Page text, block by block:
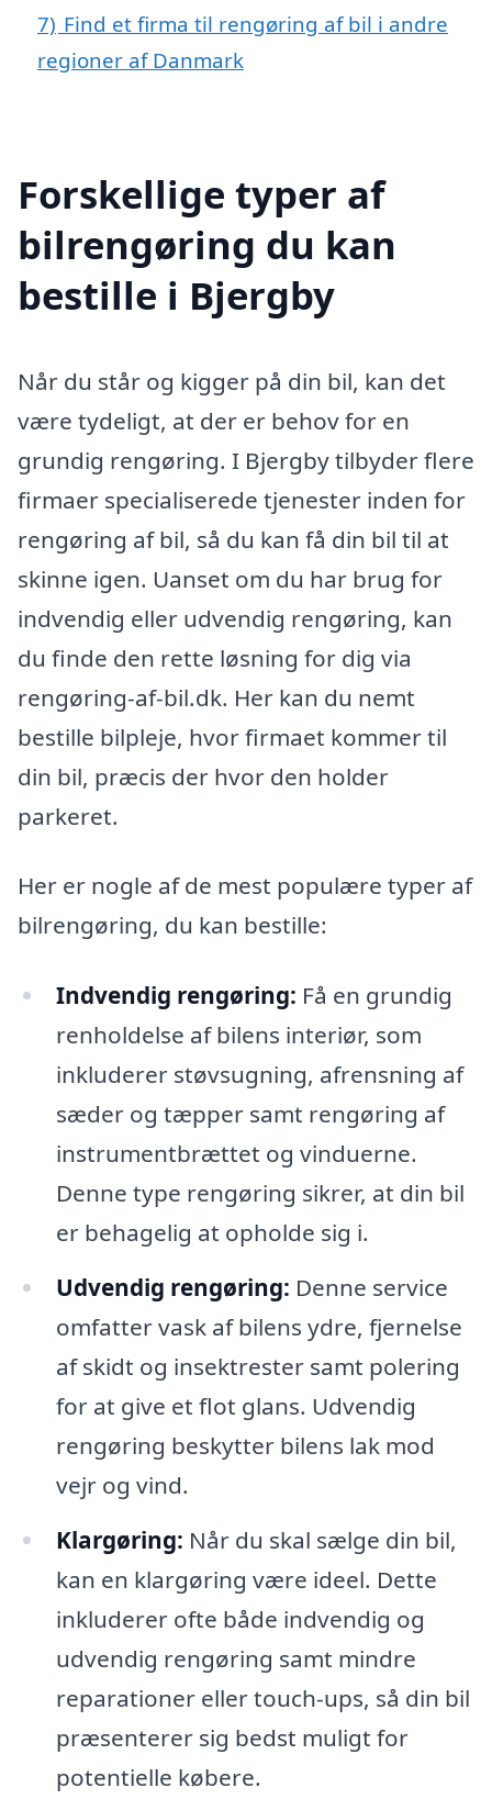
7) Find et firma til rengøring af bil i andre
regioner af Danmark
Forskellige typer af
bilrengøring du kan
bestille i Bjergby
Når du står og kigger på din bil, kan det
være tydeligt, at der er behov for en
grundig rengøring. I Bjergby tilbyder flere
firmaer specialiserede tjenester inden for
rengøring af bil, så du kan få din bil til at
skinne igen. Uanset om du har brug for
indvendig eller udvendig rengøring, kan
du finde den rette løsning for dig via
rengøring-af-bil.dk. Her kan du nemt
bestille bilpleje, hvor firmaet kommer til
din bil, præcis der hvor den holder
parkeret.
Her er nogle af de mest populære typer af
bilrengøring, du kan bestille:
Indvendig rengøring: Få en grundig
renholdelse af bilens interiør, som
inkluderer støvsugning, afrensning af
sæder og tæpper samt rengøring af
instrumentbrættet og vinduerne.
Denne type rengøring sikrer, at din bil
er behagelig at opholde sig i.
Udvendig rengøring: Denne service
omfatter vask af bilens ydre, fjernelse
af skidt og insektrester samt polering
for at give et flot glans. Udvendig
rengøring beskytter bilens lak mod
vejr og vind.
Klargøring: Når du skal sælge din bil,
kan en klargøring være ideel. Dette
inkluderer ofte både indvendig og
udvendig rengøring samt mindre
reparationer eller touch-ups, så din bil
præsenterer sig bedst muligt for
potentielle købere.